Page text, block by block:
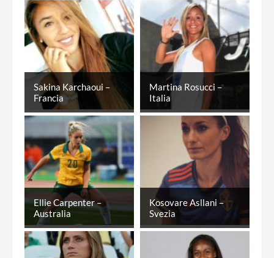
Sakina Karchaoui –
Francia
Martina Rosucci –
Italia
Ellie Carpenter –
Australia
Kosovare Asllani –
Svezia